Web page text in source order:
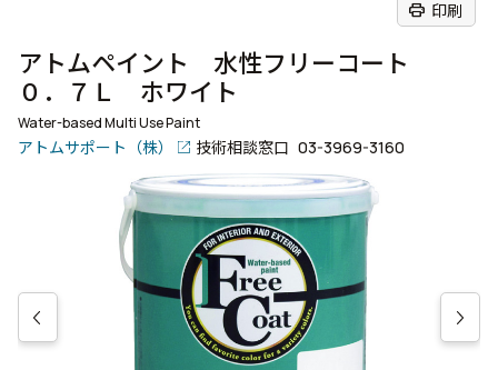
print 印刷
アトムペイント 水性フリーコート
０．７Ｌ ホワイト
Water-based Multi Use Paint
アトムサポート（株） 技術相談窓口 03-3969-3160